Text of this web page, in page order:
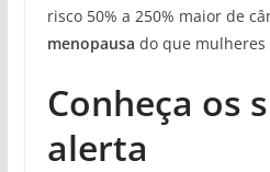
risco 50% a 250% maior de
menopausa do que mulheres
Conheça os
alerta